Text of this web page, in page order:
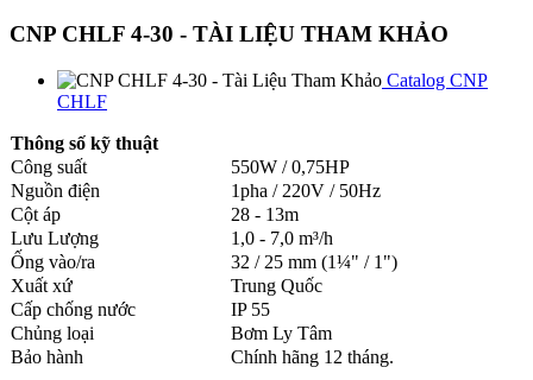
CNP CHLF 4-30 - TÀI LIỆU THAM KHẢO
Catalog CNP
CHLF
Thông số kỹ thuật
Công suất
550W / 0,75HP
Nguồn điện
1pha / 220V / 50Hz
Cột áp
28 - 13m
Lưu Lượng
1,0 - 7,0 m³/h
Ống vào/ra
32 / 25 mm (1¼" / 1")
Xuất xứ
Trung Quốc
Cấp chống nước
IP 55
Chủng loại
Bơm Ly Tâm
Bảo hành
Chính hãng 12 tháng.